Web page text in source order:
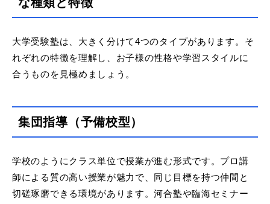
大学受験塾は、大きく分けて4つのタイプがあります。そ
れぞれの特徴を理解し、お子様の性格や学習スタイルに
合うものを見極めましょう。
集団指導（予備校型）
学校のようにクラス単位で授業が進む形式です。プロ講
師による質の高い授業が魅力で、同じ目標を持つ仲間と
切磋琢磨できる環境があります。河合塾や臨海セミナー